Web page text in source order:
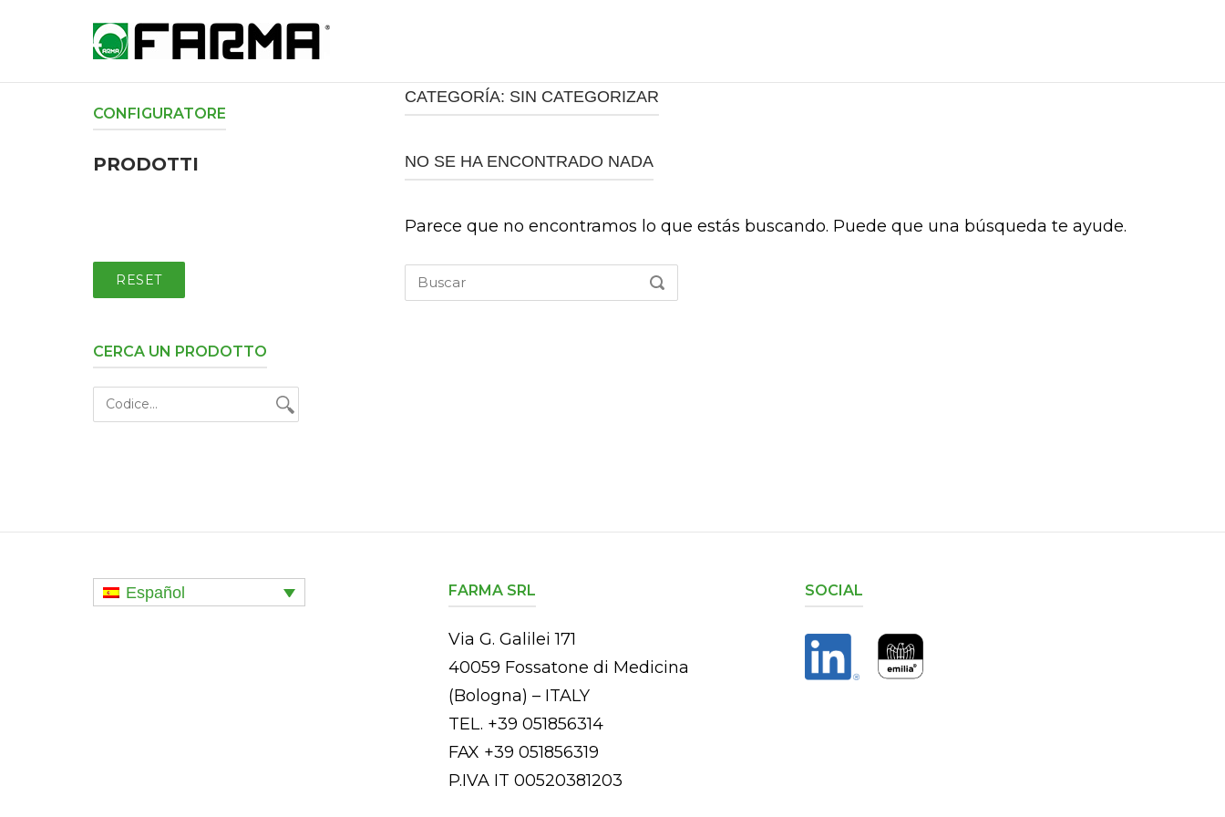
Inicio
CATEGORÍA: SIN CATEGORIZAR
NO SE HA ENCONTRADO NADA
Parece que no encontramos lo que estás buscando. Puede que una búsqueda te ayude.
BUSCAR
CONFIGURATORE
PRODOTTI
RESET
CERCA UN PRODOTTO
Español FARMA SRL
Via G. Galilei 171
40059 Fossatone di Medicina
(Bologna) – ITALY
TEL. +39 051856314
FAX +39 051856319
P.IVA IT 00520381203
SOCIAL